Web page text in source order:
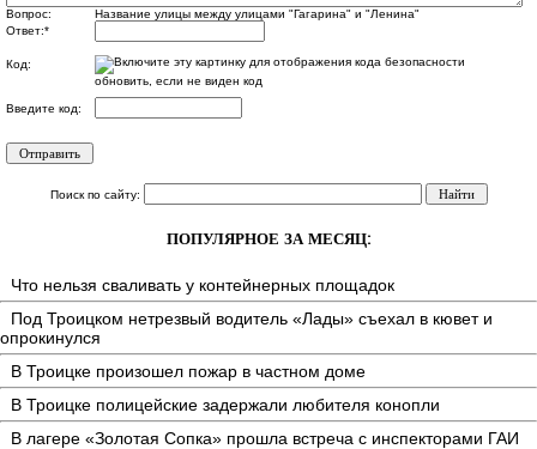
Вопрос:
Название улицы между улицами "Гагарина" и "Ленина"
Ответ:*
Код:
обновить, если не виден код
Введите код:
Поиск по сайту:
ПОПУЛЯРНОЕ ЗА МЕСЯЦ:
Что нельзя сваливать у контейнерных площадок
Под Троицком нетрезвый водитель «Лады» съехал в кювет и
опрокинулся
В Троицке произошел пожар в частном доме
В Троицке полицейские задержали любителя конопли
В лагере «Золотая Сопка» прошла встреча с инспекторами ГАИ